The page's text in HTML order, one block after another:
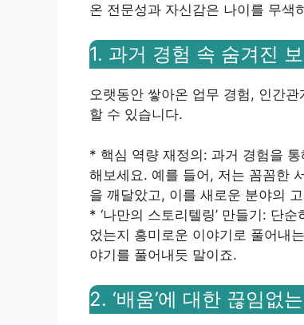
온 전문성과 자신감은 나이를 무색
1. 과거 경험 속 숨겨진
오랫동안 쌓아온 업무 경험, 인간
할 수 있습니다.
* 핵심 역량 재정의: 과거 경험을
해보세요. 예를 들어, 저는 꼼꼼한
을 깨달았고, 이를 새로운 분야의
* ‘나만의 스토리텔링’ 만들기: 단
었는지 흥미로운 이야기로 풀어내
야기를 풀어내듯 말이죠.
2. ‘배움’에 대한 끊임없